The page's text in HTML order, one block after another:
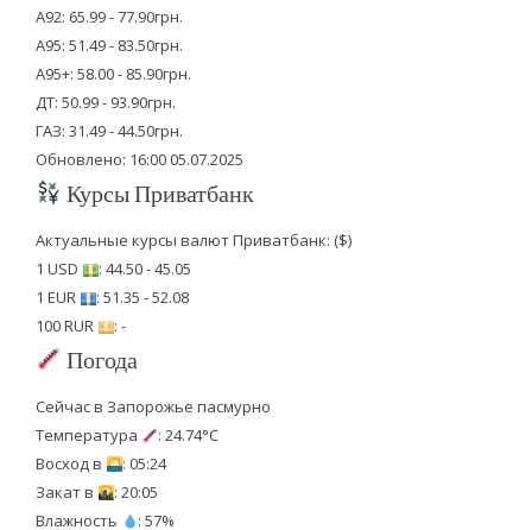
А92: 65.99 - 77.90грн.
А95: 51.49 - 83.50грн.
А95+: 58.00 - 85.90грн.
ДТ: 50.99 - 93.90грн.
ГАЗ: 31.49 - 44.50грн.
Обновлено: 16:00 05.07.2025
Курсы Приватбанк
Актуальные курсы валют Приватбанк: ($)
1 USD
: 44.50 - 45.05
1 EUR
: 51.35 - 52.08
100 RUR
: -
Погода
Сейчас в Запорожье пасмурно
Температура
: 24.74°C
Восход в
: 05:24
Закат в
: 20:05
Влажность
: 57%